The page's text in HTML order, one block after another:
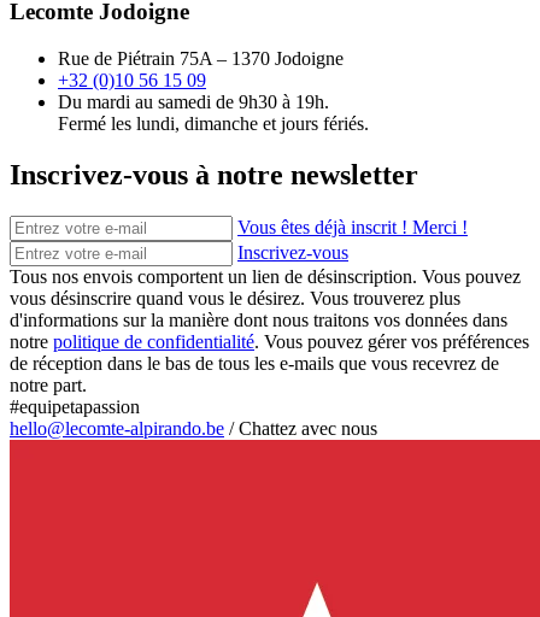
Lecomte Jodoigne
Rue de Piétrain 75A – 1370 Jodoigne
+32 (0)10 56 15 09
Du mardi au samedi de 9h30 à 19h.
Fermé les lundi, dimanche et jours fériés.
Inscrivez-vous à notre newsletter
Vous êtes déjà inscrit ! Merci !
Inscrivez-vous
Tous nos envois comportent un lien de désinscription. Vous pouvez
vous désinscrire quand vous le désirez. Vous trouverez plus
d'informations sur la manière dont nous traitons vos données dans
notre politique de confidentialité. Vous pouvez gérer vos préférences
de réception dans le bas de tous les e-mails que vous recevrez de
notre part.
#equipetapassion
hello@lecomte-alpirando.be /Chattez avec nous